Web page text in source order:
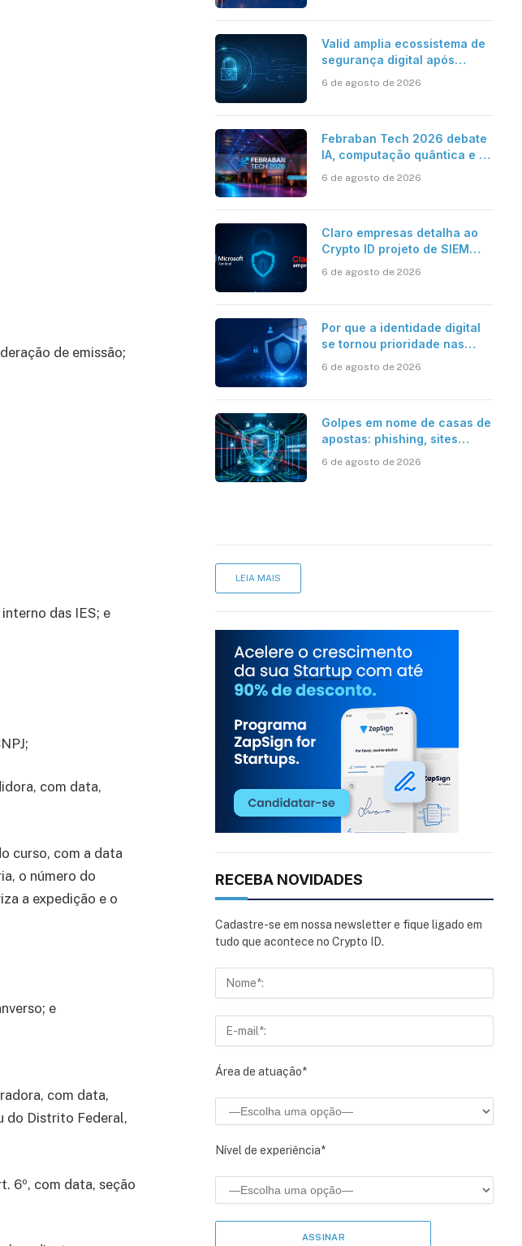
de emissão;
das IES; e
com data,
curso, com a data
o número do
a expedição e o
e
com data,
do Distrito Federal,
6º, com data, seção
Valid amplia ecossistema de
segurança digital após
6 de agosto de 2026
Febraban Tech 2026 debate
IA, computação quântica e os
bancária
6 de agosto de 2026
Claro empresas detalha ao
Crypto ID projeto de SIEM
resposta automatizada
6 de agosto de 2026
Por que a identidade digital
se tornou prioridade nas
6 de agosto de 2026
Golpes em nome de casas de
apostas: phishing, sites
6 de agosto de 2026
LEIA MAIS
RECEBA NOVIDADES
Cadastre-se em nossa newsletter e fique ligado em
tudo que acontece no Crypto ID.
Área de atuação*
Nível de experiência*